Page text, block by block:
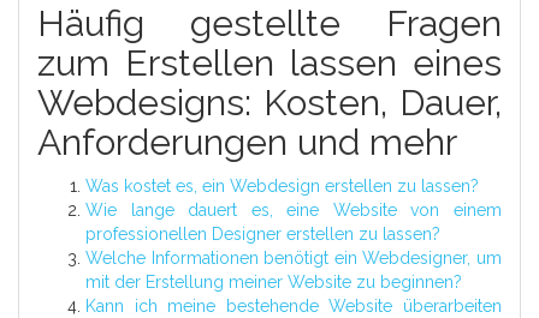
Häufig gestellte Fragen
zum Erstellen lassen eines
Webdesigns: Kosten, Dauer,
Anforderungen und mehr
Was kostet es, ein Webdesign erstellen zu lassen?
Wie lange dauert es, eine Website von einem
professionellen Designer erstellen zu lassen?
Welche Informationen benötigt ein Webdesigner, um
mit der Erstellung meiner Website zu beginnen?
Kann ich meine bestehende Website überarbeiten